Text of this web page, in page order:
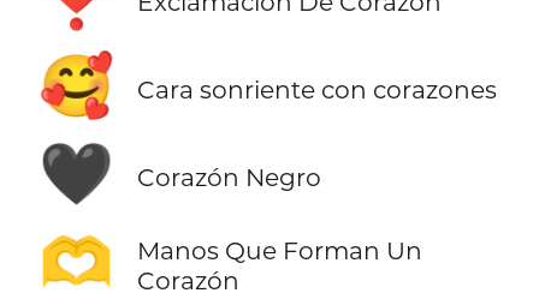
🥰 Cara sonriente con corazones
🖤 Corazón Negro
🫶
Manos Que Forman Un
Corazón